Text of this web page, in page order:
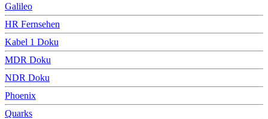
Galileo
HR Fernsehen
Kabel 1 Doku
MDR Doku
NDR Doku
Phoenix
Quarks